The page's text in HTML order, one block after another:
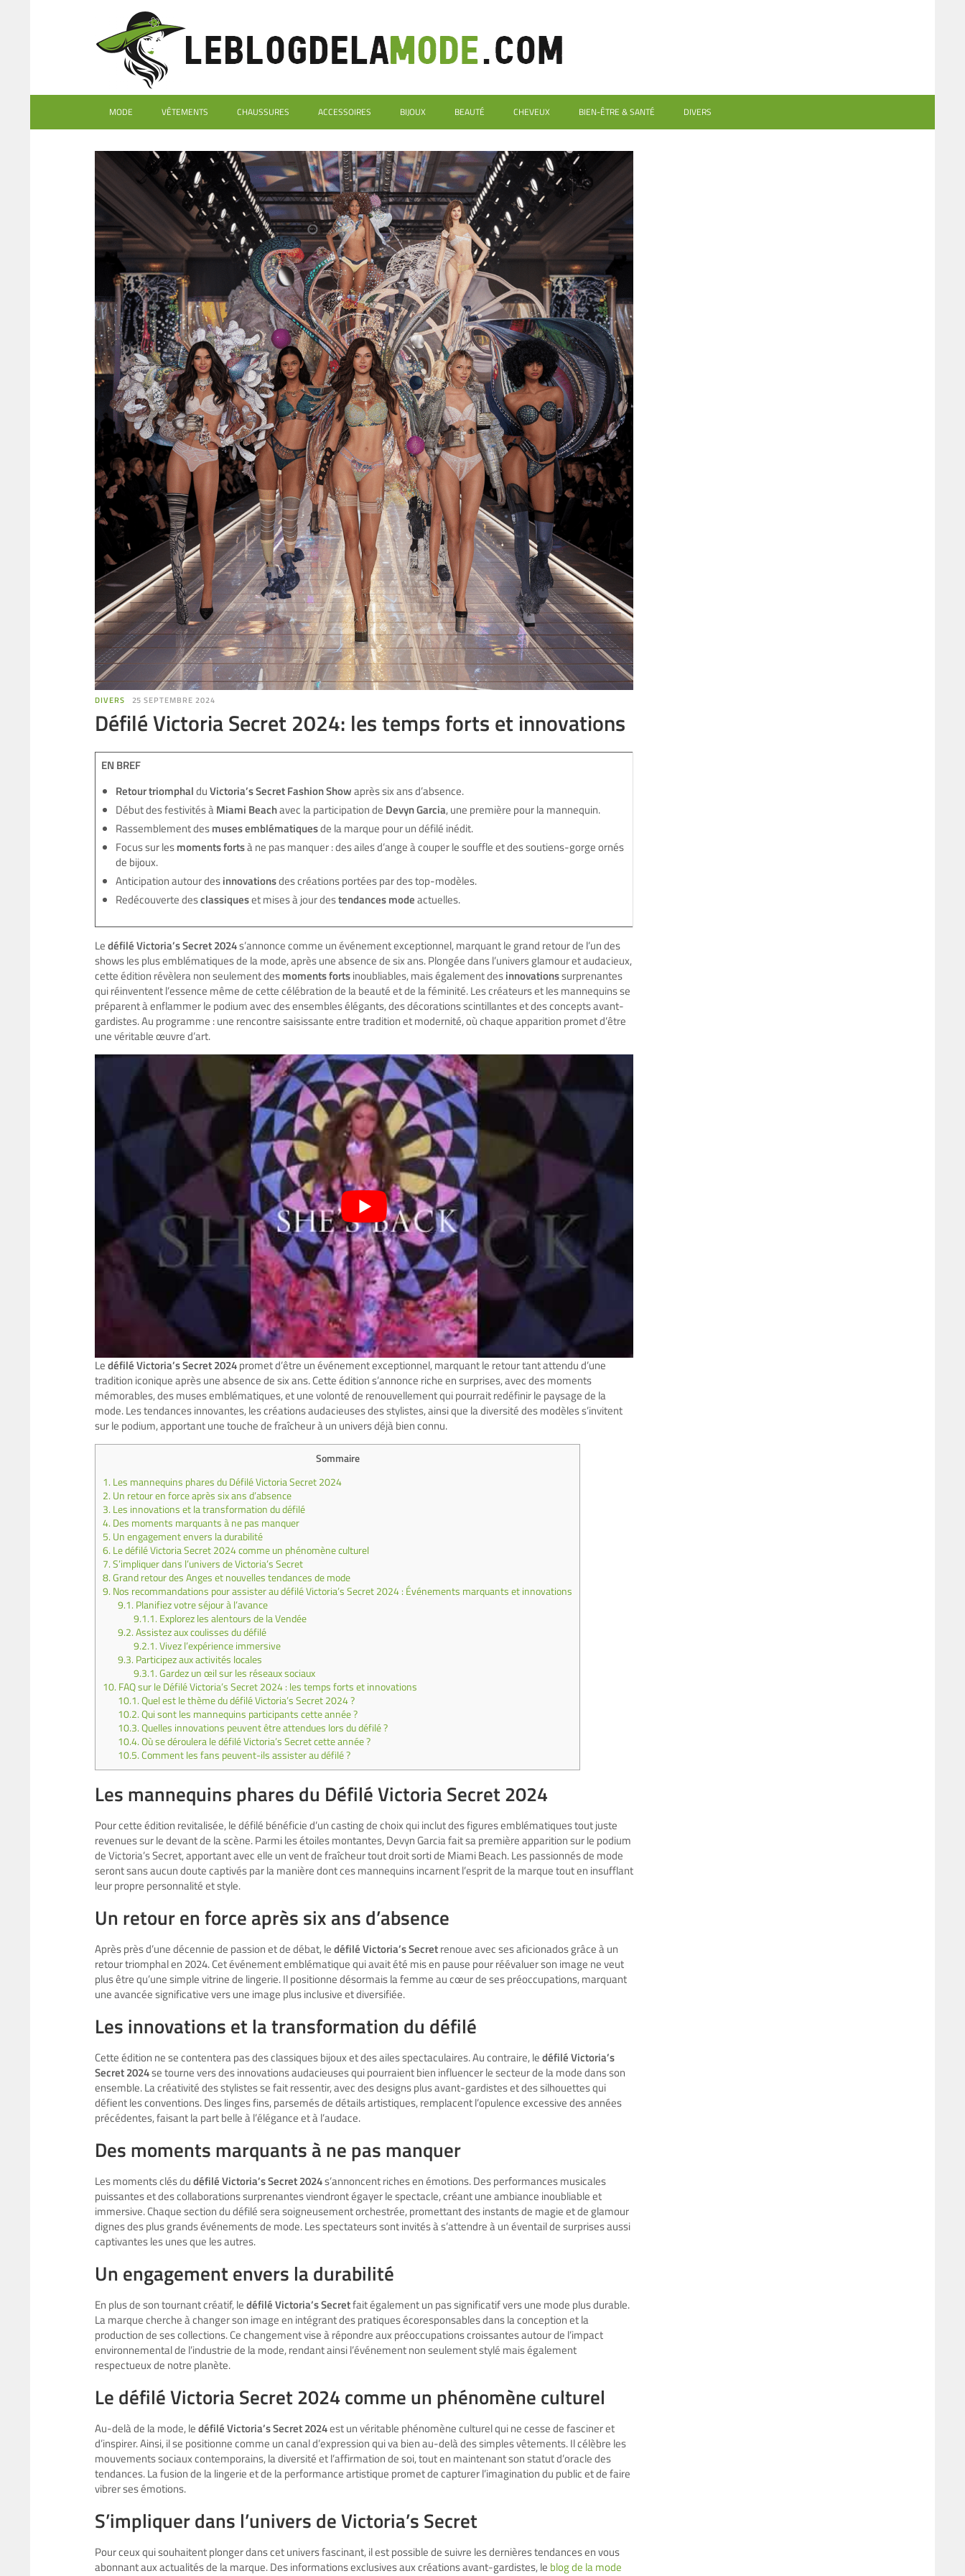
MODE VÊTEMENTS CHAUSSURES ACCESSOIRES BIJOUX BEAUTÉ CHEVEUX BIEN-ÊTRE & SANTÉ DIVERS
DIVERS 25 SEPTEMBRE 2024
Défilé Victoria Secret 2024: les temps forts et innovations
EN BREF
Retour triomphalduVictoria’s Secret Fashion Showaprès six ans d’absence.
Début des festivités àMiami Beachavec la participation de Devyn Garcia, une première pour la mannequin.
Rassemblement desmuses emblématiquesde la marque pour un défilé inédit.
Focus sur lesmoments fortsà ne pas manquer : des ailes d’ange à couper le souffle et des soutiens-gorge ornés
de bijoux.
Anticipation autour desinnovationsdes créations portées par des top-modèles.
Redécouverte desclassiqueset mises à jour destendances modeactuelles.
Ledéfilé Victoria’s Secret 2024s’annonce comme un événement exceptionnel, marquant le grand retour de l’un des
shows les plus emblématiques de la mode, après une absence de six ans. Plongée dans l’univers glamour et audacieux,
cette édition révèlera non seulement desmoments fortsinoubliables, mais également desinnovationssurprenantes
qui réinventent l’essence même de cette célébration de la beauté et de la féminité. Les créateurs et les mannequins se
préparent à enflammer le podium avec des ensembles élégants, des décorations scintillantes et des concepts avant-
gardistes. Au programme : une rencontre saisissante entre tradition et modernité, où chaque apparition promet d’être
une véritable œuvre d’art.
Ledéfilé Victoria’s Secret 2024promet d’être un événement exceptionnel, marquant le retour tant attendu d’une
tradition iconique après une absence de six ans. Cette édition s’annonce riche en surprises, avec des moments
mémorables, des muses emblématiques, et une volonté de renouvellement qui pourrait redéfinir le paysage de la
mode. Les tendances innovantes, les créations audacieuses des stylistes, ainsi que la diversité des modèles s’invitent
sur le podium, apportant une touche de fraîcheur à un univers déjà bien connu.
Sommaire
1. Les mannequins phares du Défilé Victoria Secret 2024
2. Un retour en force après six ans d’absence
3. Les innovations et la transformation du défilé
4. Des moments marquants à ne pas manquer
5. Un engagement envers la durabilité
6. Le défilé Victoria Secret 2024 comme un phénomène culturel
7.S’impliquer dans l’univers de Victoria’s Secret
8.Grand retour des Anges et nouvelles tendances de mode
9. Nos recommandations pour assister au défilé Victoria’s Secret 2024 : Événements marquants et innovations
9.1. Planifiez votre séjour à l’avance
9.1.1. Explorez les alentours de la Vendée
9.2.Assistez aux coulisses du défilé
9.2.1.Vivez l’expérience immersive
9.3. Participez aux activités locales
9.3.1.Gardez un œil sur les réseaux sociaux
10. FAQ sur le Défilé Victoria’s Secret 2024 : les temps forts et innovations
10.1.Quel est le thème du défilé Victoria’s Secret 2024 ?
10.2.Qui sont les mannequins participants cette année ?
10.3.Quelles innovations peuvent être attendues lors du défilé ?
10.4.Où se déroulera le défilé Victoria’s Secret cette année ?
10.5.Comment les fans peuvent-ils assister au défilé ?
Les mannequins phares du Défilé Victoria Secret 2024
Pour cette édition revitalisée, le défilé bénéficie d’un casting de choix qui inclut des figures emblématiques tout juste
revenues sur le devant de la scène. Parmi les étoiles montantes, Devyn Garcia fait sa première apparition sur le podium
de Victoria’s Secret, apportant avec elle un vent de fraîcheur tout droit sorti de Miami Beach. Les passionnés de mode
seront sans aucun doute captivés par la manière dont ces mannequins incarnent l’esprit de la marque tout en insufflant
leur propre personnalité et style.
Un retour en force après six ans d’absence
Après près d’une décennie de passion et de débat, ledéfilé Victoria’s Secretrenoue avec ses aficionados grâce à un
retour triomphal en 2024. Cet événement emblématique qui avait été mis en pause pour réévaluer son image ne veut
plus être qu’une simple vitrine de lingerie. Il positionne désormais la femme au cœur de ses préoccupations, marquant
une avancée significative vers une image plus inclusive et diversifiée.
Les innovations et la transformation du défilé
Cette édition ne se contentera pas des classiques bijoux et des ailes spectaculaires. Au contraire, ledéfilé Victoria’s
Secret 2024se tourne vers des innovations audacieuses qui pourraient bien influencer le secteur de la mode dans son
ensemble. La créativité des stylistes se fait ressentir, avec des designs plus avant-gardistes et des silhouettes qui
défient les conventions. Des linges fins, parsemés de détails artistiques, remplacent l’opulence excessive des années
précédentes, faisant la part belle à l’élégance et à l’audace.
Des moments marquants à ne pas manquer
Les moments clés dudéfilé Victoria’s Secret 2024s’annoncent riches en émotions. Des performances musicales
puissantes et des collaborations surprenantes viendront égayer le spectacle, créant une ambiance inoubliable et
immersive. Chaque section du défilé sera soigneusement orchestrée, promettant des instants de magie et de glamour
dignes des plus grands événements de mode. Les spectateurs sont invités à s’attendre à un éventail de surprises aussi
captivantes les unes que les autres.
Un engagement envers la durabilité
En plus de son tournant créatif, ledéfilé Victoria’s Secretfait également un pas significatif vers une mode plus durable.
La marque cherche à changer son image en intégrant des pratiques écoresponsables dans la conception et la
production de ses collections. Ce changement vise à répondre aux préoccupations croissantes autour de l’impact
environnemental de l’industrie de la mode, rendant ainsi l’événement non seulement stylé mais également
respectueux de notre planète.
Le défilé Victoria Secret 2024 comme un phénomène culturel
Au-delà de la mode, ledéfilé Victoria’s Secret 2024est un véritable phénomène culturel qui ne cesse de fasciner et
d’inspirer. Ainsi, il se positionne comme un canal d’expression qui va bien au-delà des simples vêtements. Il célèbre les
mouvements sociaux contemporains, la diversité et l’affirmation de soi, tout en maintenant son statut d’oracle des
tendances. La fusion de la lingerie et de la performance artistique promet de capturer l’imagination du public et de faire
vibrer ses émotions.
S’impliquer dans l’univers de Victoria’s Secret
Pour ceux qui souhaitent plonger dans cet univers fascinant, il est possible de suivre les dernières tendances en vous
abonnant aux actualités de la marque. Des informations exclusives aux créations avant-gardistes, le blog de la mode